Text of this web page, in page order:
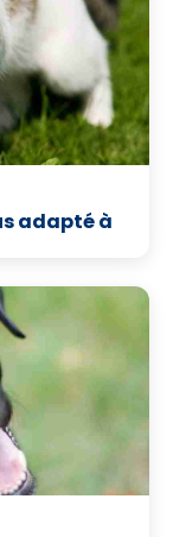
adapté à